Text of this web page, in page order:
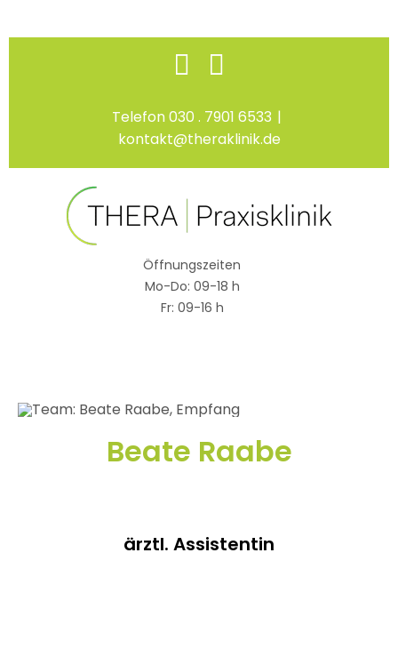
Skip
Facebook
Telefon 030 . 7901 6533 |
kontakt@theraklinik.de
Öffnungszeiten
Mo-Do: 09-18 h
Fr: 09-16 h
Beate Raabe
ärztl. Assistentin